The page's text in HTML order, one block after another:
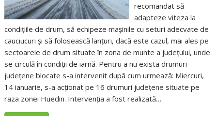
recomandat să
adapteze viteza la
condițiile de drum, să echipeze mașinile cu seturi adecvate de
cauciucuri și să folosească lanțuri, dacă este cazul, mai ales pe
sectoarele de drum situate în zona de munte a județului, unde
se circulă în condiții de iarnă. Pentru a nu exista drumuri
județene blocate s-a intervenit după cum urmează: Miercuri,
14 ianuarie, s-a acționat pe 16 drumuri județene situate pe
raza zonei Huedin. Intervenția a fost realizată…